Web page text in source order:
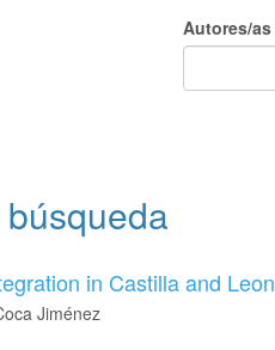
Autores/as
in Castilla and Leon
Jiménez